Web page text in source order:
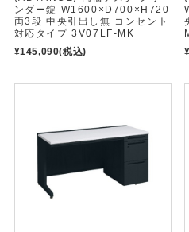
ンダー錠 W1600×D700×H720
両3段 中央引出し無 コンセント
対応タイプ 3V07LF-MK
¥145,090(税込)